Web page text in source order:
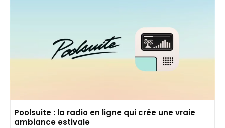
Poolsuite : la radio en ligne qui crée une vraie
ambiance estivale